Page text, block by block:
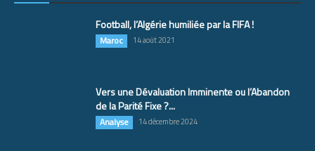
Football, l’Algérie humiliée par la FIFA !
Maroc 14 août 2021
Vers une Dévaluation Imminente ou l’Abandon
de la Parité Fixe ?...
Analyse 14 décembre 2024